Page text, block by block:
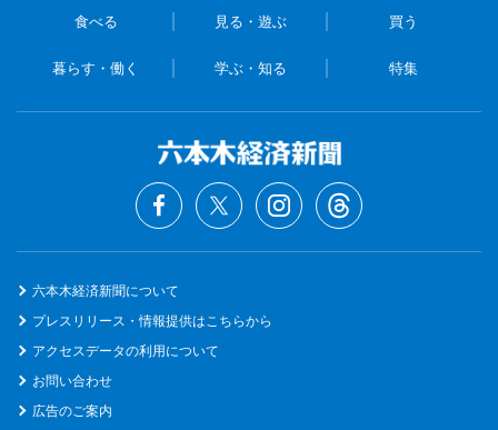
食べる 見る・遊ぶ 買う
暮らす・働く 学ぶ・知る 特集
六本木経済新聞について
プレスリリース・情報提供はこちらから
アクセスデータの利用について
お問い合わせ
広告のご案内